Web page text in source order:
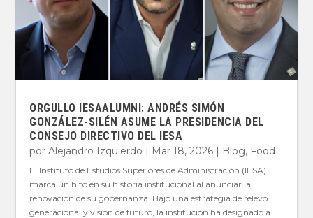
ORGULLO IESAALUMNI: ANDRÉS SIMÓN
GONZÁLEZ-SILÉN ASUME LA PRESIDENCIA DEL
CONSEJO DIRECTIVO DEL IESA
porAlejandro Izquierdo | Mar 18, 2026 | Blog, Food
El Instituto de Estudios Superiores de Administración (IESA)
marca un hito en su historia institucional al anunciar la
renovación de su gobernanza. Bajo una estrategia de relevo
generacional y visión de futuro, la institución ha designado a